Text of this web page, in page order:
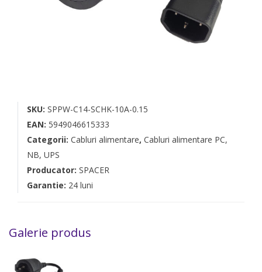
SKU: SPPW-C14-SCHK-10A-0.15
EAN: 5949046615333
Categorii: Cabluri alimentare, Cabluri alimentare PC,
NB, UPS
Producator: SPACER
Garantie: 24 luni
Galerie produs